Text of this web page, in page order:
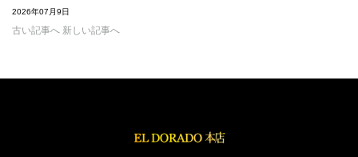
2026年07月9日
古い記事へ 新しい記事へ